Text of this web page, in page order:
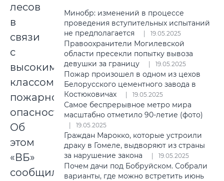
лесов
в
связи
с
высоким
классом
пожарной
опасности.
Об
этом
«ВБ»
сообщил
Минобр: изменений в процессе
проведения вступительных испытаний
не предполагается
19.05.2025
Правоохранители Могилевской
области пресекли попытку вывоза
девушки за границу
19.05.2025
Пожар произошел в одном из цехов
Белорусского цементного завода в
Костюковичах
19.05.2025
Самое беспрерывное метро мира
масштабно отметило 90-летие (фото)
19.05.2025
Граждан Марокко, которые устроили
драку в Гомеле, выдворяют из страны
за нарушение закона
19.05.2025
Почем дачи под Бобруйском. Собрали
варианты, где можно встретить июнь